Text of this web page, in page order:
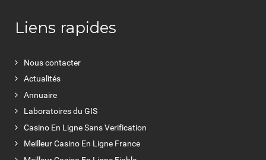
Liens rapides
Nous contacter
Actualités
Annuaire
Laboratoires du GIS
Casino En Ligne Sans Verification
Meilleur Casino En Ligne France